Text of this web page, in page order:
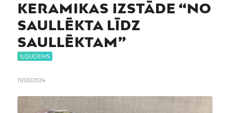
KERAMIKAS IZSTĀDE “NO
SAULLĒKTA LĪDZ
SAULLĒKTAM”
IĻĢUCIEMS
11/03/2024